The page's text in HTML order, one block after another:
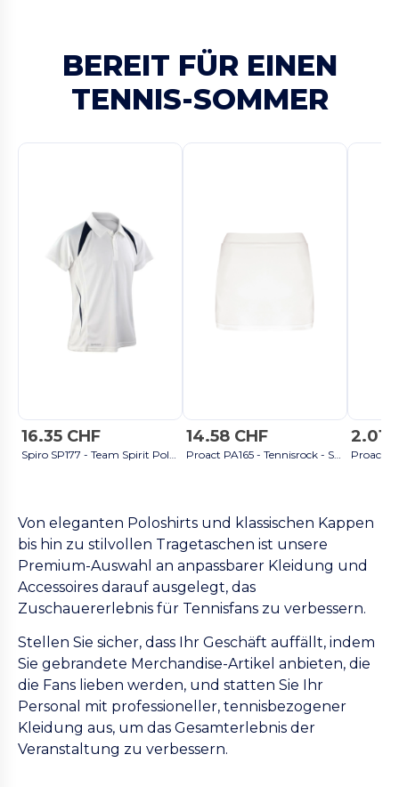
BEREIT FÜR EINEN
TENNIS-SOMMER
16.35 CHF
Spiro SP177 - Team Spirit Poloshirt - Weiß / Navy
14.58 CHF
Proact PA165 - Tennisrock - Schwarz
2.01
Von eleganten Poloshirts und klassischen Kappen
bis hin zu stilvollen Tragetaschen ist unsere
Premium-Auswahl an anpassbarer Kleidung und
Accessoires darauf ausgelegt, das
Zuschauererlebnis für Tennisfans zu verbessern.
Stellen Sie sicher, dass Ihr Geschäft auffällt, indem
Sie gebrandete Merchandise-Artikel anbieten, die
die Fans lieben werden, und statten Sie Ihr
Personal mit professioneller, tennisbezogener
Kleidung aus, um das Gesamterlebnis der
Veranstaltung zu verbessern.